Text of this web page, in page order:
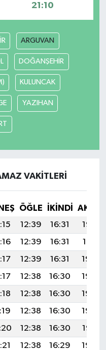
21:10
ARGUVAN
DOĞANŞEHİR
KULUNCAK
YAZIHAN
VAKITLERI
ÖĞLE İKINDI
12:39 16:31
19:52
12:39 16:31
19:51
12:39 16:31
19:50
12:38 16:30
19:50
12:38 16:30
19:49
12:38 16:30
19:48
12:38 16:30
19:47
12:38 16:29
19:46